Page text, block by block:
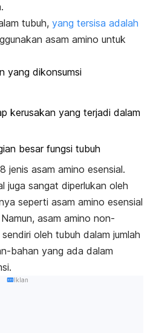
tubuh, yang tersisa adalah
asam amino untuk
yang dikonsumsi
kerusakan yang terjadi dalam
besar fungsi tubuh
jenis asam amino esensial.
juga sangat diperlukan oleh
seperti asam amino esensial
asam amino non-
oleh tubuh dalam jumlah
bahan yang ada dalam
Iklan